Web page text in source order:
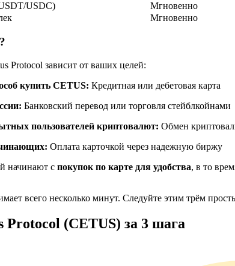
трейдерам
USDC)
Мгновенно
Мгновенно
Protocol зависит от ваших целей:
купить CETUS: Кредитная или дебетовая карта
Банковский перевод или торговля стейблкойнами
пользователей криптовалют: Обмен
Оплата карточкой через надежную биржу
начинают с покупок по карте для удобства, в то
всего несколько минут. Следуйте этим трём
Protocol (CETUS) за 3 шага